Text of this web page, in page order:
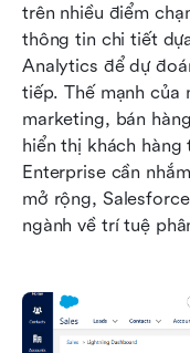
trên nhiều điểm
thông tin chi tiết
Analytics để dự
tiếp. Thế mạnh của
marketing, bán
hiển thị khách
Enterprise cần
mở rộng,
ngành về trí tuệ